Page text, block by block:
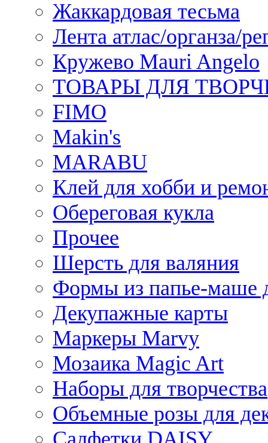
Жаккардовая тесьма
Лента атлас/органза/
Кружево Mauri Angelo
ТОВАРЫ ДЛЯ
FIMO
Makin's
MARABU
Клей для хобби и
Обереговая кукла
Прочее
Шерсть для валяния
Формы из папье-маше
Декупажные карты
Маркеры Marvy
Мозаика Magic Art
Наборы для творчества
Объемные розы для